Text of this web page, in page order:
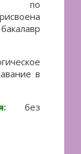
по
в
без